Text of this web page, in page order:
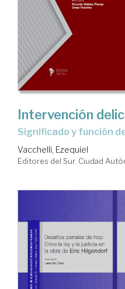
Intervención
Significado y función
Vacchelli, Ezequiel
Editores del Sur. Ciudad